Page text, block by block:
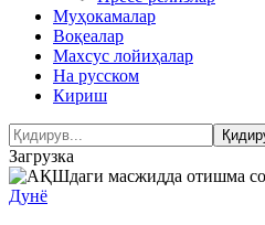
Муҳокамалар
Воқеалар
Махсус лойиҳалар
На русском
Кириш
Загрузка
Дунё